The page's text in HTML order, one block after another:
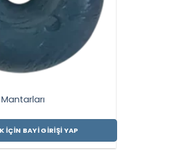
İÇIN BAYI GIRIŞI YAP